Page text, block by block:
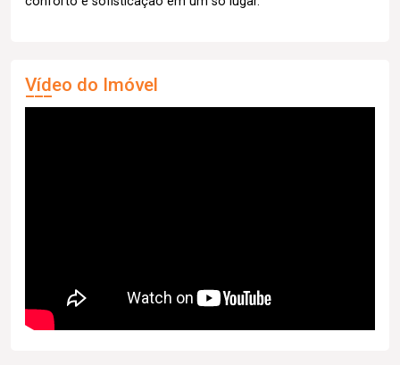
Vídeo do Imóvel